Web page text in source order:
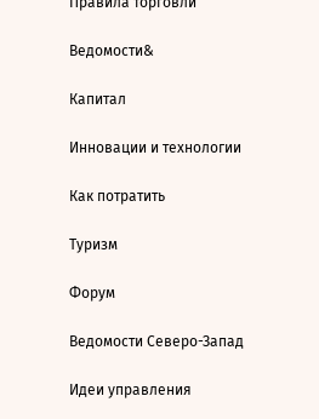
Ведомости&
Капитал
Инновации и технологии
Как потратить
Туризм
Форум
Ведомости Северо-Запад
Идеи управления